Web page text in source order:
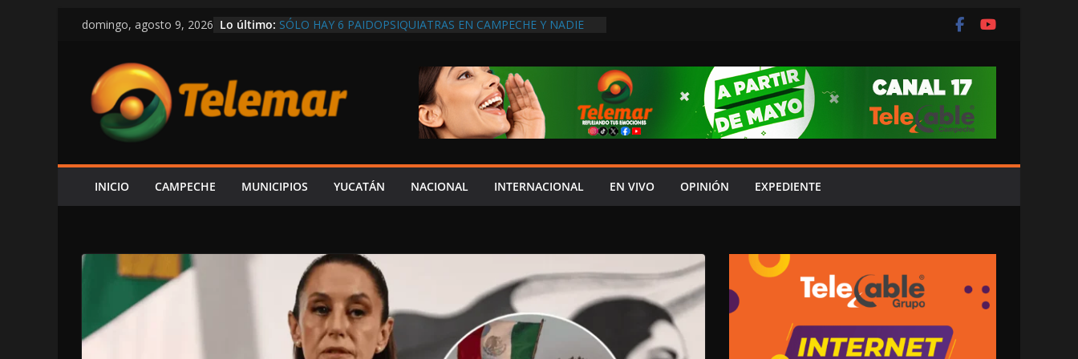
Saltar
contenido
domingo, agosto 9, 2026 Lo último: SÓLO HAY 6 PAIDOPSIQUIATRAS EN CAMPECHE Y NADIE
INSEGURIDAD REBASÓ AL GOBIERNO DE LAYDA
SANSORES
ESCÁRCEGA: EXIGEN REHABILITAR EL CAMINO #LA
VICTORIA–DIVISIÓN DEL NORTE
CON $14 MIL ANUALES A CAMPAMENTOS TORTUGUEROS,
PRESUMIR QUE APOYA A LA ECOLOGÍA: COSGAYA
CIRCULA EN REDES: ISLA AGUADA ES PUEBLO MÁGICO…
INICIO CAMPECHE MUNICIPIOS YUCATÁN NACIONAL INTERNACIONAL EN VIVO OPINIÓN EXPEDIENTE